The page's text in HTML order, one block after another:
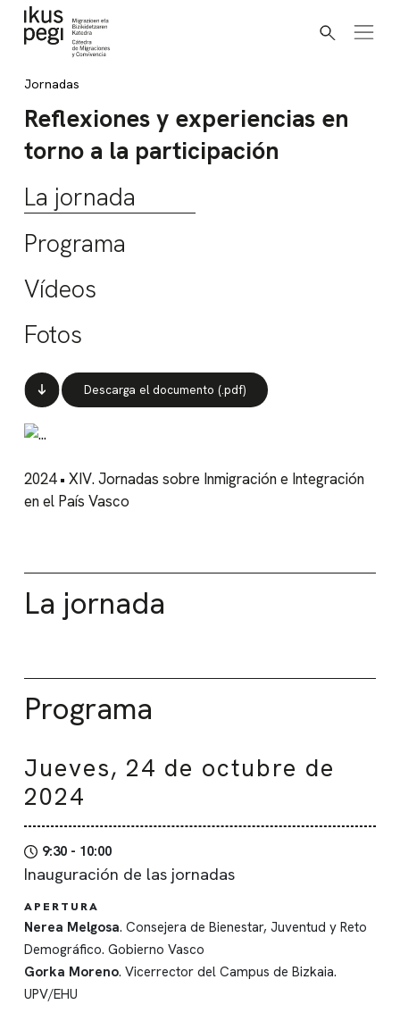
Ir directamente al contenido
Buscar
Jornadas
Reflexiones y experiencias en
torno a la participación
La jornada
Programa
Vídeos
Fotos
Descarga el documento (.pdf)
2024 • XIV. Jornadas sobre Inmigración e Integración
en el País Vasco
La jornada
Programa
Jueves, 24 de octubre de
2024
9:30 - 10:00
Inauguración de las jornadas
APERTURA
Nerea Melgosa. Consejera de Bienestar, Juventud y Reto
Demográfico. Gobierno Vasco
Gorka Moreno. Vicerrector del Campus de Bizkaia.
UPV/EHU